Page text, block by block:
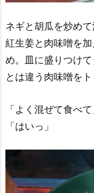
ネギと胡瓜を炒め
紅生姜と肉味噌を
め。皿に盛りつけ
とは違う肉味噌を
「よく混ぜて食べて
「はいっ」